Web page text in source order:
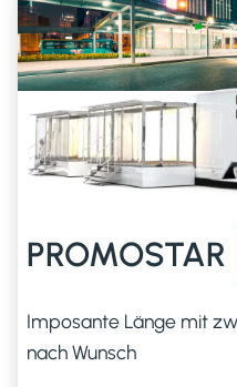
PROMOSTAR
Imposante Länge mit
nach Wunsch